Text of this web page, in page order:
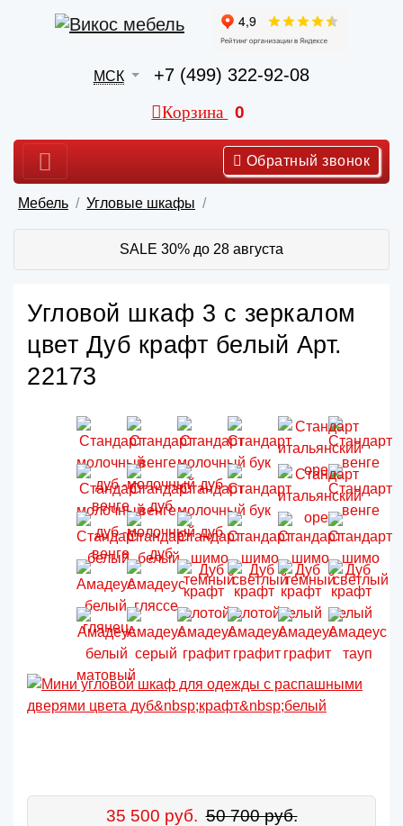
МСК +7 (499) 322-92-08
Корзина 0
Обратный звонок
Мебель Угловые шкафы
SALE 30% до 28 августа
Угловой шкаф 3 с зеркалом
цвет Дуб крафт белый Арт.
22173
35 500 руб. 50 700 руб.